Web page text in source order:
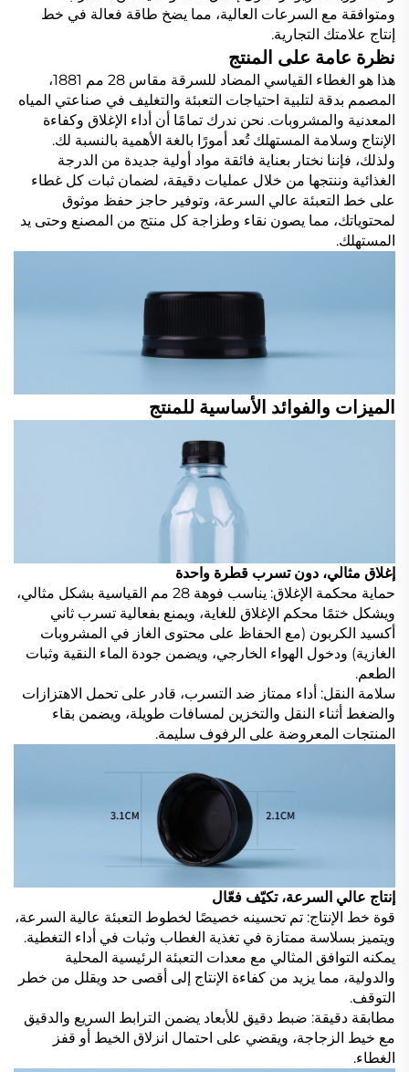
ومتوافقة مع السرعات العالية، مما يضخ طاقة فعالة في خط
إنتاج علامتك التجارية.
نظرة عامة على المنتج
هذا هو الغطاء القياسي المضاد للسرقة مقاس 28 مم 1881،
المصمم بدقة لتلبية احتياجات التعبئة والتغليف في صناعتي المياه
المعدنية والمشروبات. نحن ندرك تمامًا أن أداء الإغلاق وكفاءة
الإنتاج وسلامة المستهلك تُعد أمورًا بالغة الأهمية بالنسبة لك.
ولذلك، فإننا نختار بعناية فائقة مواد أولية جديدة من الدرجة
الغذائية وننتجها من خلال عمليات دقيقة، لضمان ثبات كل غطاء
على خط التعبئة عالي السرعة، وتوفير حاجز حفظ موثوق
لمحتوياتك، مما يصون نقاء وطزاجة كل منتج من المصنع وحتى يد
المستهلك.
الميزات والفوائد الأساسية للمنتج
إغلاق مثالي، دون تسرب قطرة واحدة
حماية محكمة الإغلاق: يناسب فوهة 28 مم القياسية بشكل مثالي،
ويشكل ختمًا محكم الإغلاق للغاية، ويمنع بفعالية تسرب ثاني
أكسيد الكربون (مع الحفاظ على محتوى الغاز في المشروبات
الغازية) ودخول الهواء الخارجي، ويضمن جودة الماء النقية وثبات
الطعم.
سلامة النقل: أداء ممتاز ضد التسرب، قادر على تحمل الاهتزازات
والضغط أثناء النقل والتخزين لمسافات طويلة، ويضمن بقاء
المنتجات المعروضة على الرفوف سليمة.
إنتاج عالي السرعة، تكيّف فعّال
قوة خط الإنتاج: تم تحسينه خصيصًا لخطوط التعبئة عالية السرعة،
ويتميز بسلاسة ممتازة في تغذية الغطاب وثبات في أداء التغطية.
يمكنه التوافق المثالي مع معدات التعبئة الرئيسية المحلية
والدولية، مما يزيد من كفاءة الإنتاج إلى أقصى حد ويقلل من خطر
التوقف.
مطابقة دقيقة: ضبط دقيق للأبعاد يضمن الترابط السريع والدقيق
مع خيط الزجاجة، ويقضي على احتمال انزلاق الخيط أو قفز
الغطاء.